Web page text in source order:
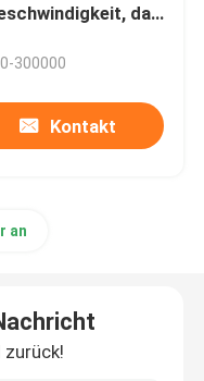
das
300000
Kontakt
an
zurück!